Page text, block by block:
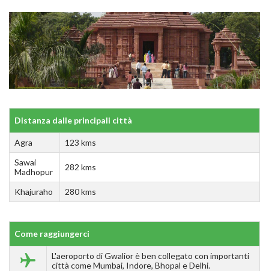
Distanza dalle principali città
Agra
123 kms
Sawai
Madhopur
282 kms
Khajuraho 280 kms
Come raggiungerci
L'aeroporto di Gwalior è ben collegato con importanti
città come Mumbai, Indore, Bhopal e Delhi.